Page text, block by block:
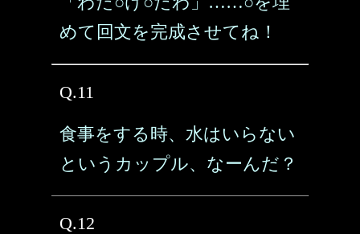
めて回文を完成させてね！
Q.11
食事をする時、水はいらない
というカップル、なーんだ？
Q.12